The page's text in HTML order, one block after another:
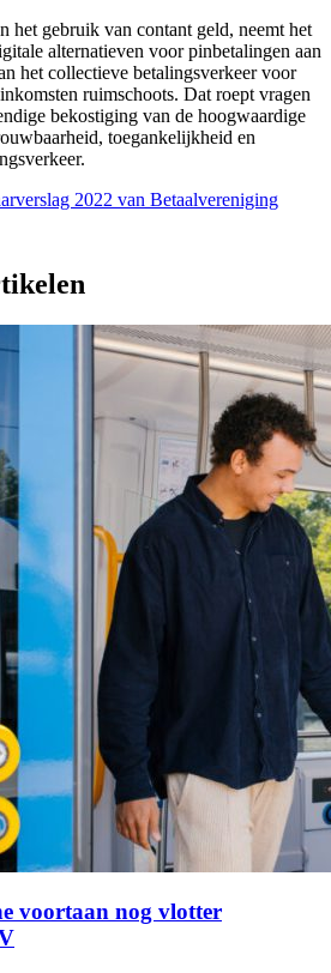
het gebruik van contant geld, neemt het
alternatieven voor pinbetalingen aan
het collectieve betalingsverkeer voor
ruimschoots. Dat roept vragen
bekostiging van de hoogwaardige
toegankelijkheid en
2022 van Betaalvereniging
voortaan nog vlotter